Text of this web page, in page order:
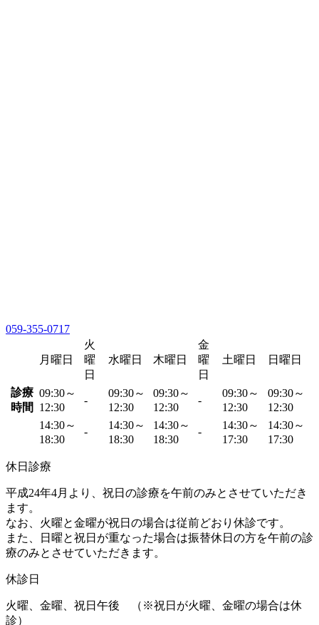
059-355-0717
月曜日
火
曜
日
水曜日 木曜日
金
曜
日
土曜日 日曜日
診療
時間
09:30～
12:30
-
09:30～
12:30
09:30～
12:30
-
09:30～
12:30
09:30～
12:30
14:30～
18:30
-
14:30～
18:30
14:30～
18:30
-
14:30～
17:30
14:30～
17:30
休日診療
平成24年4月より、祝日の診療を午前のみとさせていただき
ます。
なお、火曜と金曜が祝日の場合は従前どおり休診です。
また、日曜と祝日が重なった場合は振替休日の方を午前の診
療のみとさせていただきます。
休診日
火曜、金曜、祝日午後 （※祝日が火曜、金曜の場合は休
診）